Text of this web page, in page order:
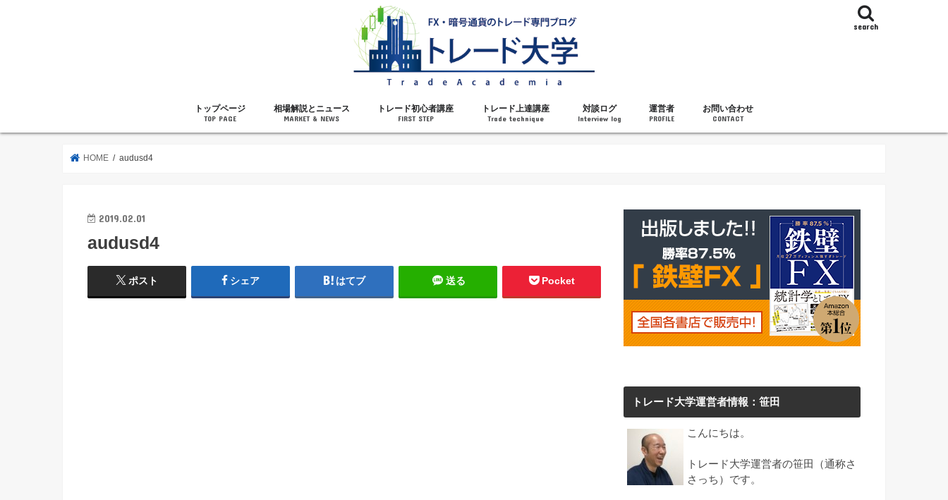
search
トップページ
TOP PAGE
相場解説とニュース
MARKET & NEWS
トレード初心者講座
FIRST STEP
トレード上達講座
Trade technique
対談ログ
Interview log
運営者
PROFILE
お問い合わせ
CONTACT
HOME audusd4
2019.02.01
audusd4
ポスト シェア はてブ 送る Pocket
トレード大学運営者情報：笹田
こんにちは。
トレード大学運営者の笹田（通称さ
さっち）です。